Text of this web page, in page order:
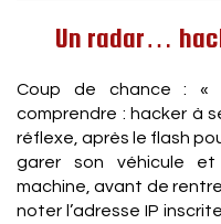
Un radar…
Coup de chance : «
comprendre : hacker à
réflexe, après le flash
garer son véhicule et
machine, avant de
noter l’adresse IP